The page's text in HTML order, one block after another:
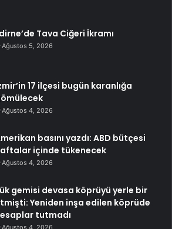
Tava Ciğeri İkramı
Ağustos 5, 2026
17 ilçesi bugün karanlığa
Ağustos 4, 2026
basını yazdı: ABD bütçesi
içinde tükenecek
Ağustos 4, 2026
gemisi devasa köprüyü yerle bir
Yeniden inşa edilen köprüde
tutmadı
Ağustos 4, 2026